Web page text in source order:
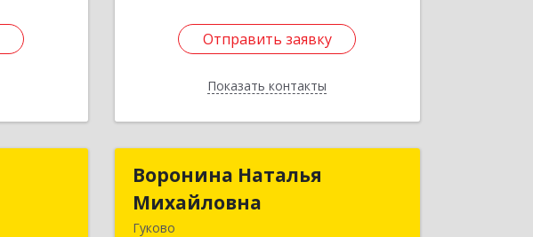
Отправить заявку
Показать контакты
Отправить заявку
Назад
Воронина Наталья
Михайловна
Гуково
Воронина Наталья